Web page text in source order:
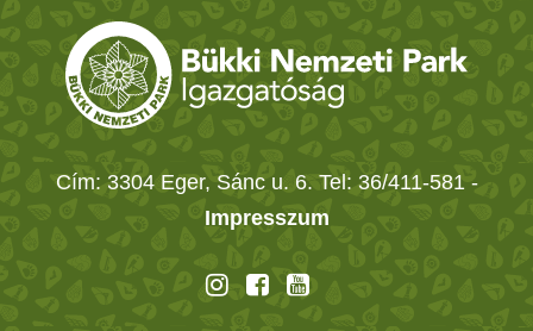
Cím: 3304 Eger, Sánc u. 6. Tel: 36/411-581 -
Impresszum